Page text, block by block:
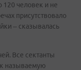
120 человек и не
присутствовало
– сказывалась
Все сектанты
называемую